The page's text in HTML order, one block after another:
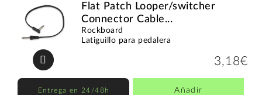
Flat Patch Looper/switcher
Connector Cable...
Rockboard
Latiguillo para pedalera
3,18€
Entrega en 24/48h Añadir